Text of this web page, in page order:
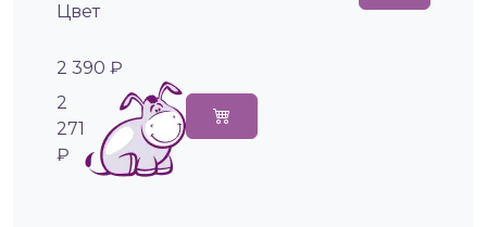
Цвет
2 390 ₽
2
271
₽